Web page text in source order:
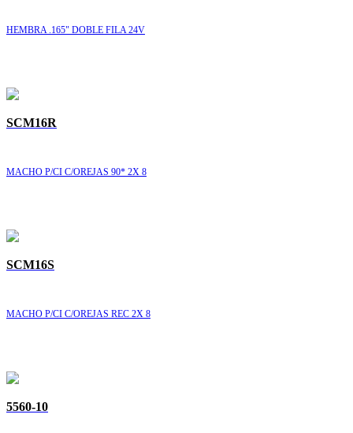
HEMBRA .165" DOBLE FILA 24V
SCM16R
MACHO P/CI C/OREJAS 90* 2X 8
SCM16S
MACHO P/CI C/OREJAS REC 2X 8
5560-10